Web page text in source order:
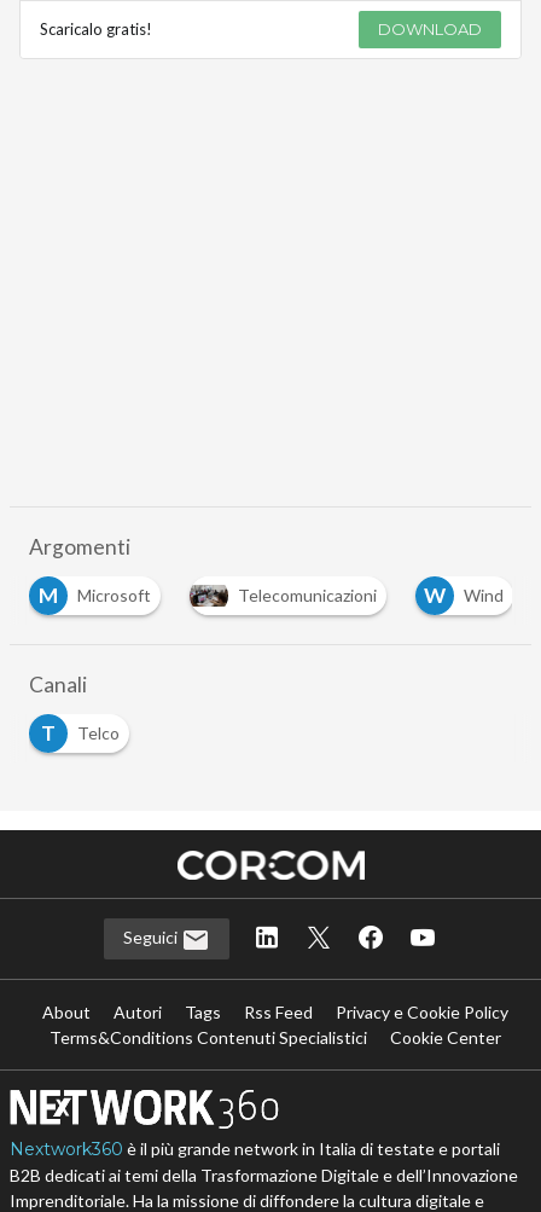
Scaricalo gratis! DOWNLOAD
Argomenti
M
Microsoft Telecomunicazioni W Wind
Canali
T
Telco
Seguici
About Autori Tags Rss Feed
Privacy e Cookie Policy
Terms&Conditions Contenuti Specialistici
Cookie Center
Nextwork360 è il più grande network in Italia di testate e portali
B2B dedicati ai temi della Trasformazione Digitale e dell’Innovazione
Imprenditoriale. Ha la missione di diffondere la cultura digitale e